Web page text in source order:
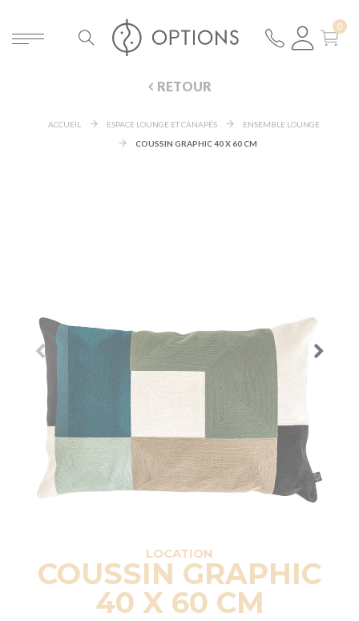
RETOUR
ACCUEIL ESPACE LOUNGE ET CANAPÉS
ENSEMBLE LOUNGE
COUSSIN GRAPHIC 40 X 60 CM
LOCATION
COUSSIN GRAPHIC
40 X 60 CM